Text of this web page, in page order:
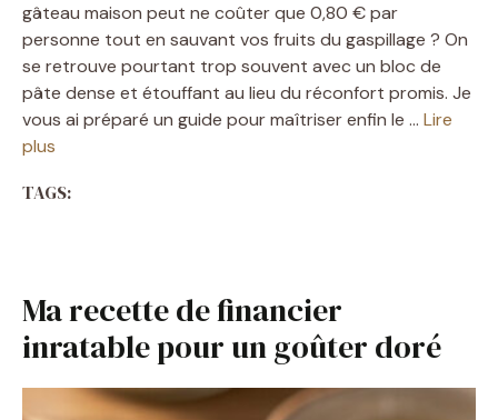
gâteau maison peut ne coûter que 0,80 € par
personne tout en sauvant vos fruits du gaspillage ? On
se retrouve pourtant trop souvent avec un bloc de
pâte dense et étouffant au lieu du réconfort promis. Je
vous ai préparé un guide pour maîtriser enfin le … Lire
plus
TAGS:
Ma recette de financier
inratable pour un goûter doré